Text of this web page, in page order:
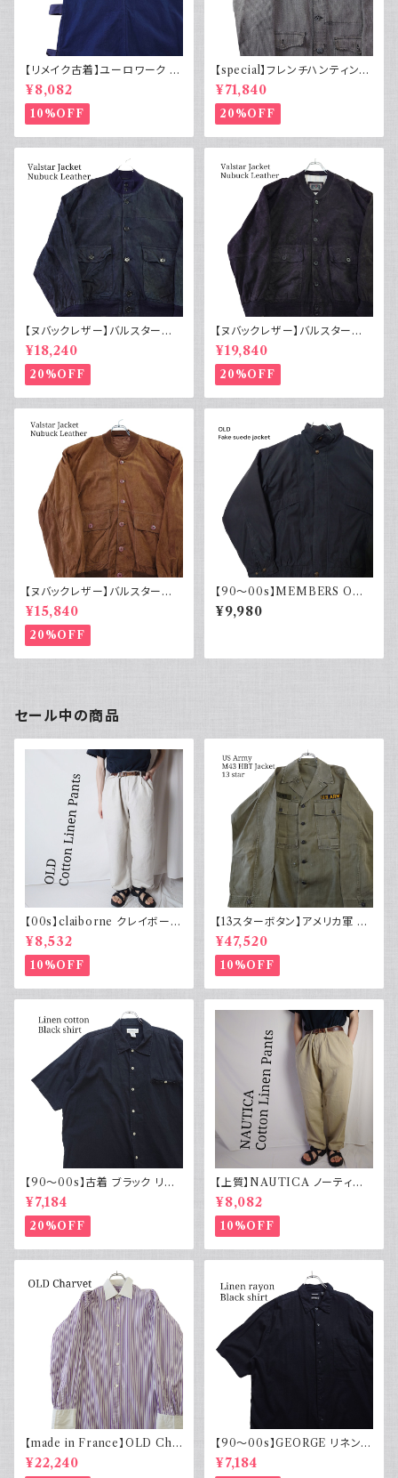
【リメイク古着】ユーロワーク ベ
スト フランス軍GAOモチーフ 管
理番号E217
¥8,082
10%OFF
【special】フレンチハンティング
ジャケット コットンピケ 動物ボ
タン50s
¥71,840
20%OFF
【ヌバックレザー】バルスター型
ブルゾンジャケット ユーロ古着
ヴィンテージ 紺
¥18,240
20%OFF
【ヌバックレザー】バルスター型
ブルゾンジャケット イタリア ヴィ
ンテージ 黒
¥19,840
20%OFF
【ヌバックレザー】バルスター型
ブルゾンジャケット ヴァルスター
ヴィンテージ
¥15,840
20%OFF
【90～00s】MEMBERS ONL
Y メンバーズオンリー フェード
スエード ブルゾンジャケット ス
000年代
¥9,980
セール中の商品
【00s】claiborne クレイボーン
リネンコットンパンツ ツータック
¥8,532
10%OFF
【13スターボタン】アメリカ軍 M
43 HBT ジャケット パッチ 軍物
実物
¥47,520
10%OFF
【90～00s】古着 ブラック リネ
ンコットンシャツ 黒 ボックスシ
ルエット
¥7,184
20%OFF
【上質】NAUTICA ノーティカ
コットンリネンパンツ ツータック
¥8,082
10%OFF
【made in France】OLD Cha
rvet ストライプ 切り替え 紫
¥22,240
【90～00s】GEORGE リネンレ
ーヨンシャツ 黒 ボックスシルエ
ット XL
¥7,184